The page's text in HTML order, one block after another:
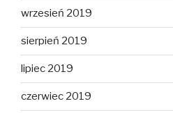
wrzesień 2019
sierpień 2019
lipiec 2019
czerwiec 2019